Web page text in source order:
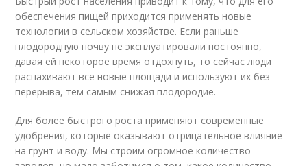
обеспечения пищей приходится применять новые
технологии в сельском хозяйстве. Если раньше
плодородную почву не эксплуатировали постоянно,
давая ей некоторое время отдохнуть, то сейчас люди
распахивают все новые площади и используют их без
перерыва, тем самым снижая плодородие.
Для более быстрого роста применяют современные
удобрения, которые оказывают отрицательное влияние
на грунт и воду. Мы строим огромное количество